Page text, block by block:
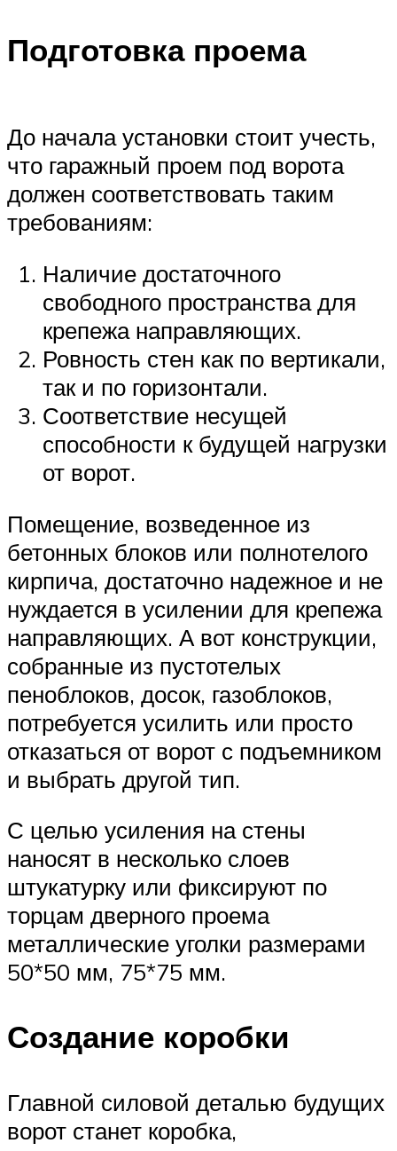
Подготовка проема
До начала установки стоит учесть,
что гаражный проем под ворота
должен соответствовать таким
требованиям:
Наличие достаточного
свободного пространства для
крепежа направляющих.
Ровность стен как по вертикали,
так и по горизонтали.
Соответствие несущей
способности к будущей нагрузки
от ворот.
Помещение, возведенное из
бетонных блоков или полнотелого
кирпича, достаточно надежное и не
нуждается в усилении для крепежа
направляющих. А вот конструкции,
собранные из пустотелых
пеноблоков, досок, газоблоков,
потребуется усилить или просто
отказаться от ворот с подъемником
и выбрать другой тип.
С целью усиления на стены
наносят в несколько слоев
штукатурку или фиксируют по
торцам дверного проема
металлические уголки размерами
50*50 мм, 75*75 мм.
Создание коробки
Главной силовой деталью будущих
ворот станет коробка,